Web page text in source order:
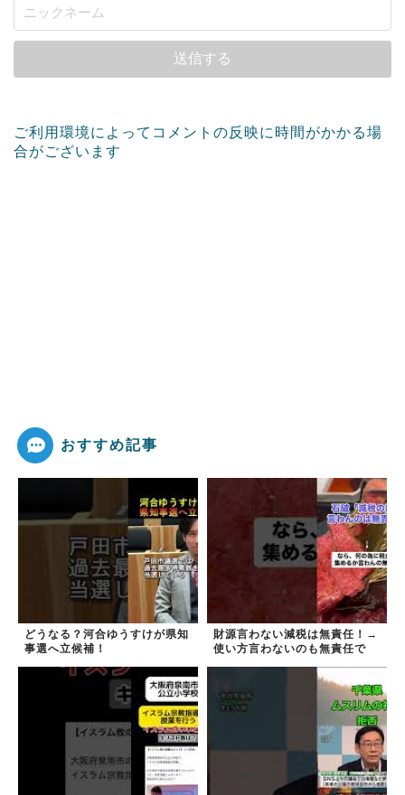
ご利用環境によってコメントの反映に時間がかかる場
合がございます
おすすめ記事
どうなる？河合ゆうすけが県知
事選へ立候補！
財源言わない減税は無責任！→
使い方言わないのも無責任で